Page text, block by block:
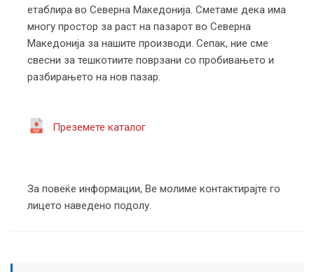
етаблира во Северна Македонија. Сметаме дека има
многу простор за раст на пазарот во Северна
Македонија за нашите производи. Сепак, ние сме
свесни за тешкотиите поврзани со пробивањето и
разбирањето на нов пазар.
Преземете каталог
За повеќе информации, Ве молиме контактирајте го
лицето наведено подолу.